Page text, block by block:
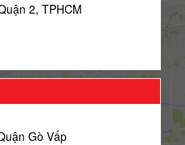
2, TPHCM
Gò Vấp